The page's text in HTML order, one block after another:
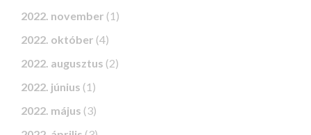
2022. november (1)
2022. október (4)
2022. augusztus (2)
2022. június (1)
2022. május (3)